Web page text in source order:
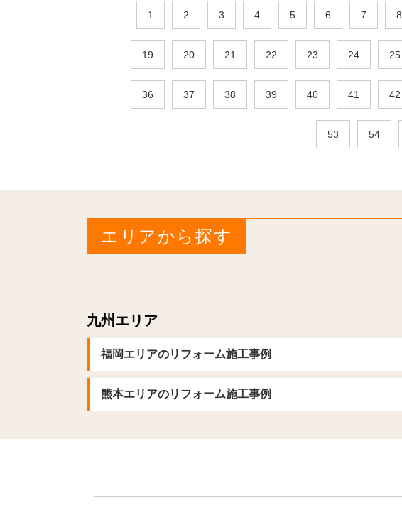
1 2 3 4 5 6 7 8
19 20 21 22 23 24 25
36 37 38 39 40 41 42
53 54
エリアから探す
九州エリア
福岡エリアのリフォーム施工事例
熊本エリアのリフォーム施工事例